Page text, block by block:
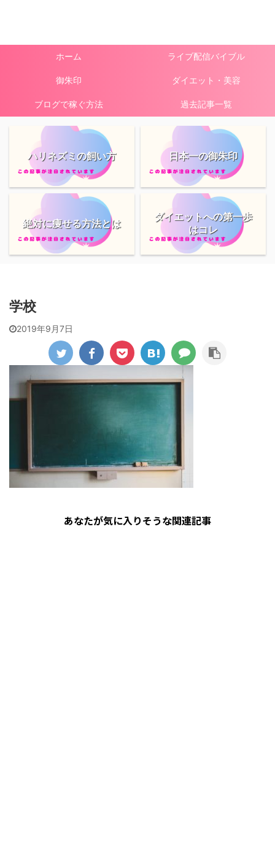
ホーム ライブ配信バイブル
御朱印 ダイエット・美容
ブログで稼ぐ方法 過去記事一覧
ハリネズミの飼い方 日本一の御朱印
絶対に痩せる方法とは
ダイエットへの第一歩
はコレ
学校
2019年9月7日
あなたが気に入りそうな関連記事